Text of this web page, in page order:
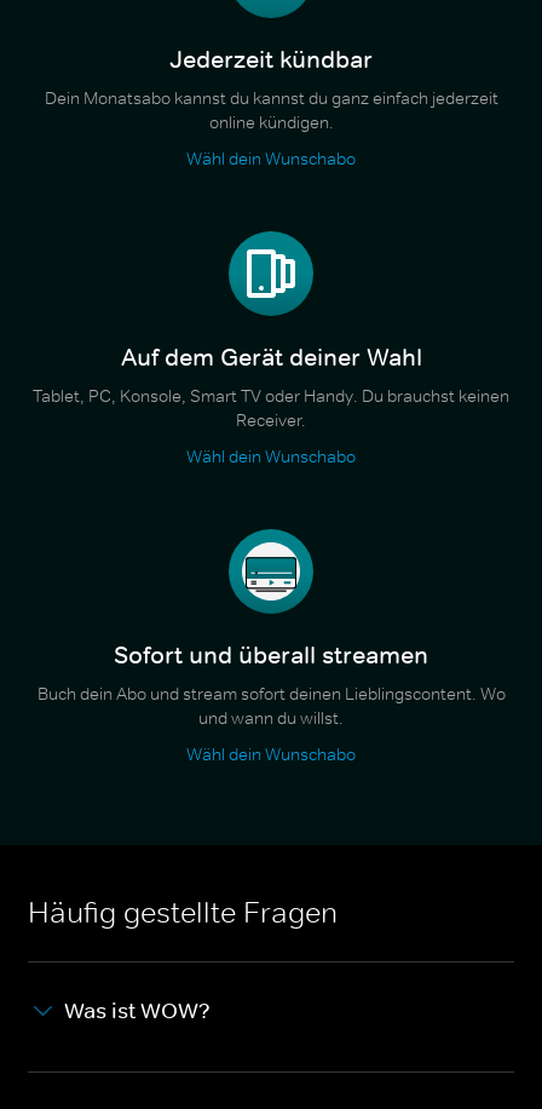
Jederzeit kündbar
Dein Monatsabo kannst du kannst du ganz einfach jederzeit
online kündigen.
Wähl dein Wunschabo
Auf dem Gerät deiner Wahl
Tablet, PC, Konsole, Smart TV oder Handy. Du brauchst keinen
Receiver.
Wähl dein Wunschabo
Sofort und überall streamen
Buch dein Abo und stream sofort deinen Lieblingscontent. Wo
und wann du willst.
Wähl dein Wunschabo
Häufig gestellte Fragen
Was ist WOW?